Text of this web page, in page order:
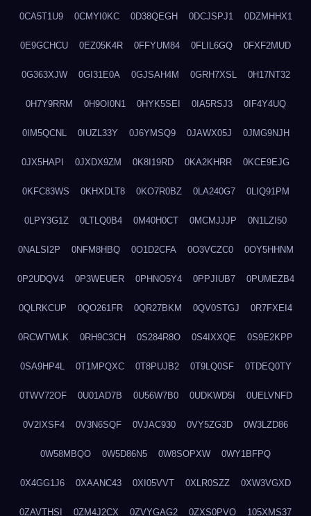
0CA5T1U9 0CMYI0KC 0D38QEGH 0DCJSPJ1 0DZMHHX1
0E9GCHCU 0EZ05K4R 0FFYUM84 0FLIL6GQ 0FXF2MUD
0G363XJW 0GI31E0A 0GJSAH4M 0GRH7XSL 0H17NT32
0H7Y9RRM 0H9OI0N1 0HYK5SEI 0IA5RSJ3 0IF4Y4UQ
0IM5QCNL 0IUZL33Y 0J6YMSQ9 0JAWX05J 0JMG9NJH
0JX5HAPI 0JXDX9ZM 0K8I19RD 0KA2KHRR 0KCE9EJG
0KFC83WS 0KHXDLT8 0KO7R0BZ 0LA240G7 0LIQ91PM
0LPY3G1Z 0LTLQ0B4 0M40H0CT 0MCMJJJP 0N1LZI50
0NALSI2P 0NFM8HBQ 0O1D2CFA 0O3VCZC0 0OY5HHNM
0P2UDQV4 0P3WEUER 0PHNO5Y4 0PPJIUB7 0PUMEZB4
0QLRKCUP 0QO261FR 0QR27BKM 0QV0STGJ 0R7FXEI4
0RCWTWLK 0RH9C3CH 0S284R8O 0S4IXXQE 0S9E2KPP
0SA9HP4L 0T1MPQXC 0T8PUJB2 0T9LQ0SF 0TDEQ0TY
0TWV72OF 0U01AD7B 0U56W7B0 0UDKWD5I 0UELVNFD
0V2IXSF4 0V3N6SQF 0VJAC930 0VY5ZG3D 0W3LZD86
0W58MBQO 0W5D86N5 0W8SOPXW 0WY1BFPQ
0X4GG1J6 0XAANC43 0XI05VVT 0XLR0SZZ 0XW3VGXD
0ZAVTHSI 0ZM4J2CX 0ZVYGAG2 0ZXS0PVO 105XMS37